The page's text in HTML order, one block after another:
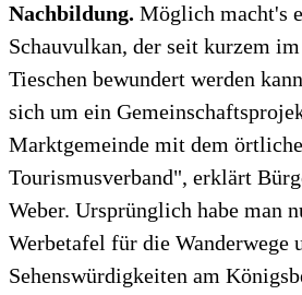
Nachbildung. Möglich macht's
Schauvulkan, der seit kurzem
Tieschen bewundert werden
sich um ein
Marktgemeinde mit dem
Tourismusverband", erklärt
Weber. Ursprünglich habe man
Werbetafel für die Wanderwege
Sehenswürdigkeiten am